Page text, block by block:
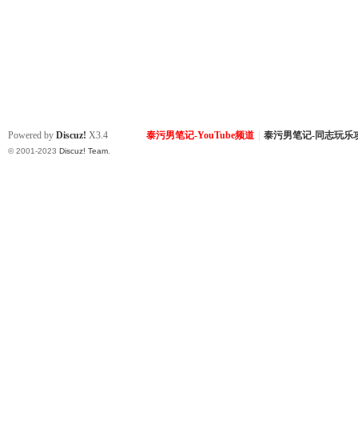
泰污男笔记-YouTube频道 泰污男笔记-同志玩乐
Powered by Discuz! X3.4
© 2001-2023 Discuz! Team.